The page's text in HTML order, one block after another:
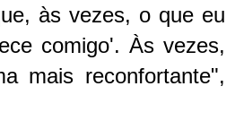
às vezes, o que eu
comigo'. Às vezes,
mais reconfortante",